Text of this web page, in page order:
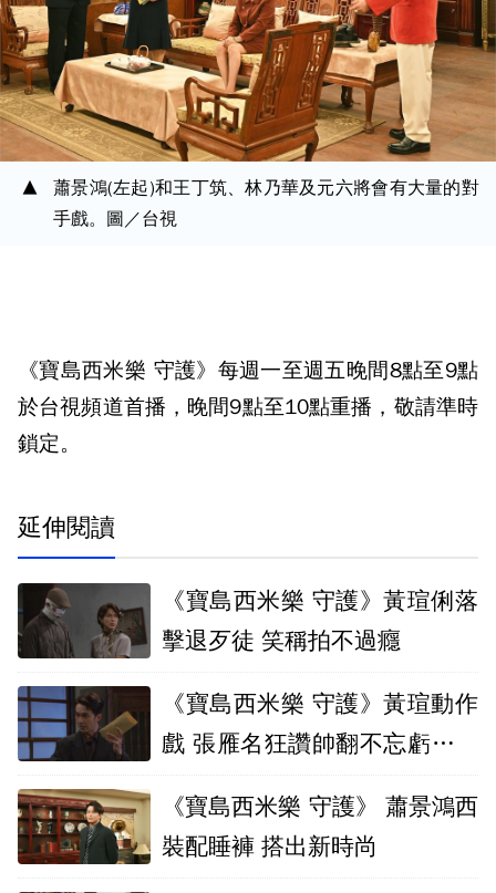
蕭景鴻(左起)和王丁筑、林乃華及元六將會有大量的對
手戲。圖／台視
《寶島西米樂 守護》每週一至週五晚間8點至9點
於台視頻道首播，晚間9點至10點重播，敬請準時
鎖定。
延伸閱讀
《寶島西米樂 守護》黃瑄俐落
擊退歹徒 笑稱拍不過癮
《寶島西米樂 守護》黃瑄動作
戲 張雁名狂讚帥翻不忘虧她沒
《寶島西米樂 守護》 蕭景鴻西
裝配睡褲 搭出新時尚